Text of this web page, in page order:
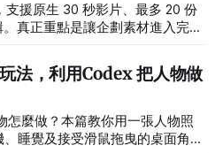
支援原生 30 秒影片、最多 20 份
真正重點是讓企劃素材進入完整
法，利用Codex 把人物做
怎麼做？本篇教你用一張人物照
睡覺及接受滑鼠拖曳的桌面角